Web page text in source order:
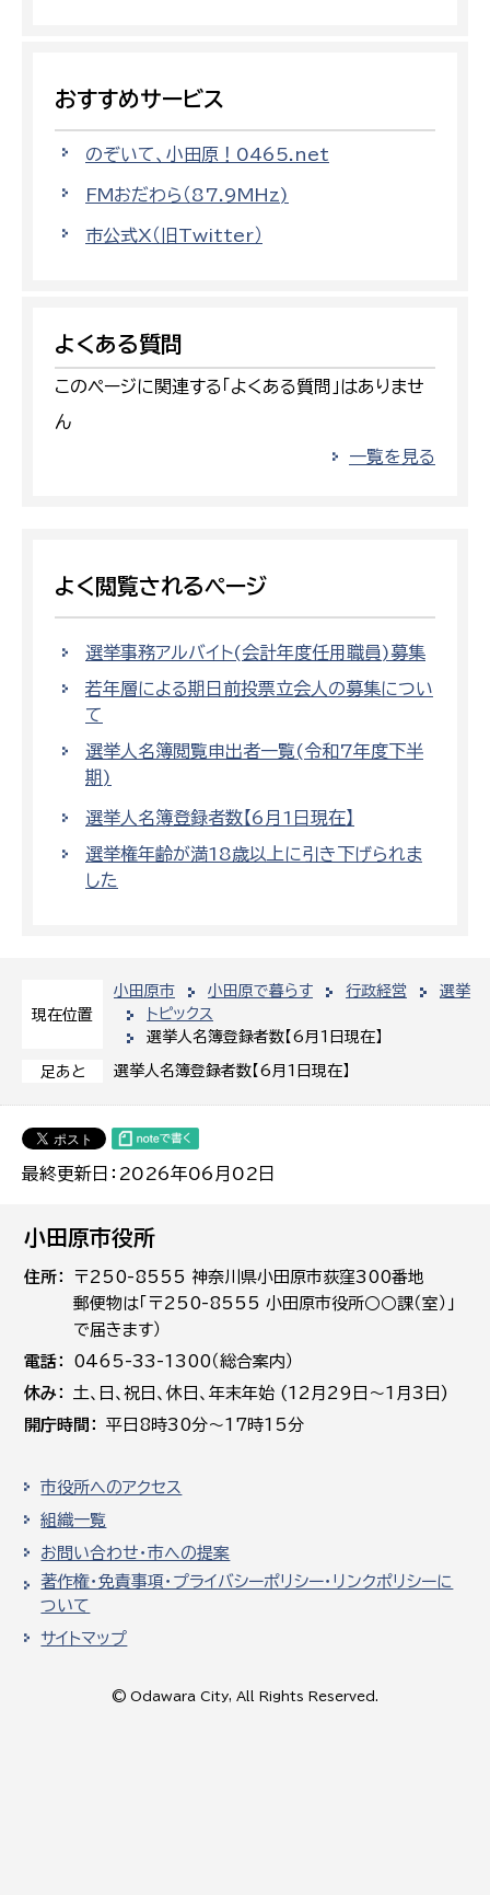
現在位置
小田原市 小田原で暮らす 行政経営
選挙
トピックス
選挙人名簿登録者数【6月1日現在】
足あと 選挙人名簿登録者数【6月1日現在】
最終更新日：2026年06月02日
おすすめサービス
のぞいて、小田原！0465.net
FMおだわら（87.9MHz)
市公式X（旧Twitter）
よくある質問
このページに関連する「よくある質問」はありませ
ん
一覧を見る
よく閲覧されるページ
選挙事務アルバイト(会計年度任用職員)募集
若年層による期日前投票立会人の募集につい
て
選挙人名簿閲覧申出者一覧(令和7年度下半
期)
選挙人名簿登録者数【6月1日現在】
選挙権年齢が満18歳以上に引き下げられま
した
小田原市役所
住所
〒250-8555 神奈川県小田原市荻窪300番地
郵便物は「〒250-8555 小田原市役所○○課（室）」
で届きます）
電話
0465-33-1300（総合案内）
休み
土､日､祝日、休日、年末年始 (12月29日～1月3日)
開庁時間
平日8時30分～17時15分
市役所へのアクセス
組織一覧
お問い合わせ・市への提案
著作権・免責事項・プライバシーポリシー・リンクポリシーに
ついて
サイトマップ
© Odawara City, All Rights Reserved.